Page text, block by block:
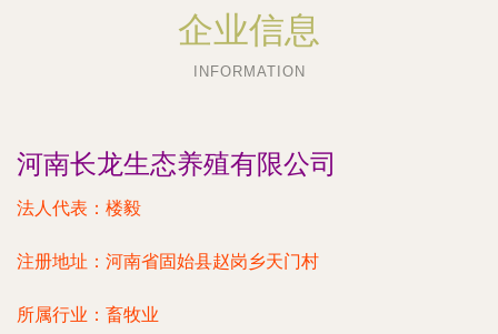
企业信息
INFORMATION
河南长龙生态养殖有限公司
法人代表： 楼毅
注册地址： 河南省固始县赵岗乡天门村
所属行业： 畜牧业